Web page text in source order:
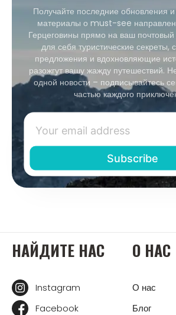
Получайте последние обновления
материалы о must-see
Герцеговины прямо на ваш
для себя туристические секреты,
предложения и вдохновляющие
разожгут вашу жажду путешествий.
одной новости – подписывайтесь
частью каждого
НАЙДИТЕ НАС
Instagram
Facebook
О НАС
О нас
Блог